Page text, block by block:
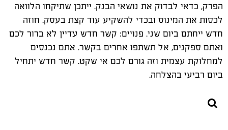
הפרק, כדאי לבדוק את נושאי הבנק. ייתכן שתיקחו הלוואה
לכסות את המינוס ובכדי להשקיע עוד קצת בעסק. חוזה
חדש ייחתם ביום שני. פנויים: קשר חדש עדיין לא ברור לכם
ואתם ספקנים, אל תשתפו אחרים בקשר. אתם נכנסים
למחלוקת עצמית וזה גורם לכם אי שקט. קשר חדש יתחיל
ביום רביעי בהצלחה.